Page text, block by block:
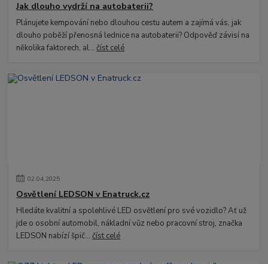
Jak dlouho vydrží na autobaterii?
Plánujete kempování nebo dlouhou cestu autem a zajímá vás, jak
dlouho poběží přenosná lednice na autobaterii? Odpověď závisí na
několika faktorech, al...číst celé
02.04.2025
Osvětlení LEDSON v Enatruck.cz
Hledáte kvalitní a spolehlivé LED osvětlení pro své vozidlo? Ať už
jde o osobní automobil, nákladní vůz nebo pracovní stroj, značka
LEDSON nabízí špič...číst celé